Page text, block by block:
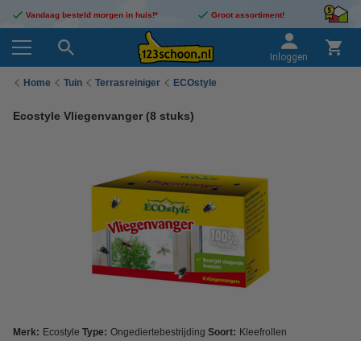
Vandaag besteld morgen in huis!* Groot assortiment!
Inloggen
Home Tuin Terrasreiniger ECOstyle
Ecostyle Vliegenvanger (8 stuks)
Merk: Ecostyle Type: Ongediertebestrijding Soort: Kleefrollen